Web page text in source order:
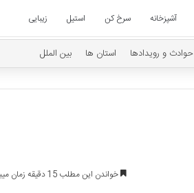
آشپزخانه سرخ کن استیل زیبایی
حوادث و رویدادها استان ها بین الملل
خواندن این مطلب 15 دقیقه زمان میبرد